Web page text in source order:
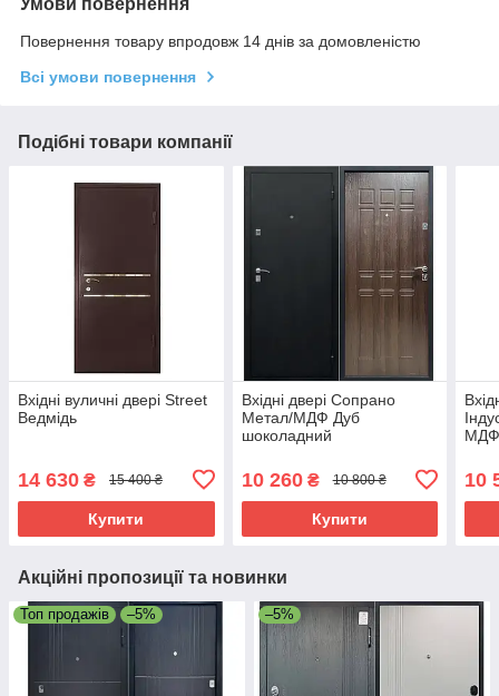
Умови повернення
Повернення товару впродовж 14 днів за домовленістю
Всі умови повернення
Подібні товари компанії
Вхідні вуличні двері Street
Ведмідь
14 630 ₴ 15 400 ₴
Купити
Вхідні двері Сопрано
Метал/МДФ Дуб
шоколадний
10 260₴ 10 800 ₴
Купити
10
Акційні пропозиції та новинки
Топ продажів –5% –5%